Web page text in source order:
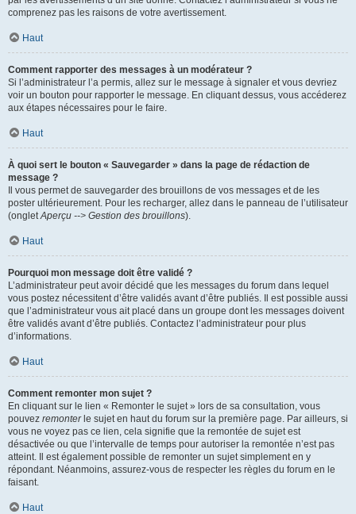
comprenez pas les raisons de votre avertissement.
Haut
Comment rapporter des messages à un modérateur ?
Si l’administrateur l’a permis, allez sur le message à signaler et vous devriez
voir un bouton pour rapporter le message. En cliquant dessus, vous accéderez
aux étapes nécessaires pour le faire.
Haut
À quoi sert le bouton « Sauvegarder » dans la page de rédaction de
message ?
Il vous permet de sauvegarder des brouillons de vos messages et de les
poster ultérieurement. Pour les recharger, allez dans le panneau de l’utilisateur
(ongletAperçu --> Gestion des brouillons).
Haut
Pourquoi mon message doit être validé ?
L’administrateur peut avoir décidé que les messages du forum dans lequel
vous postez nécessitent d’être validés avant d’être publiés. Il est possible aussi
que l’administrateur vous ait placé dans un groupe dont les messages doivent
être validés avant d’être publiés. Contactez l’administrateur pour plus
d’informations.
Haut
Comment remonter mon sujet ?
En cliquant sur le lien « Remonter le sujet » lors de sa consultation, vous
pouvez remonterle sujet en haut du forum sur la première page. Par ailleurs, si
vous ne voyez pas ce lien, cela signifie que la remontée de sujet est
désactivée ou que l’intervalle de temps pour autoriser la remontée n’est pas
atteint. Il est également possible de remonter un sujet simplement en y
répondant. Néanmoins, assurez-vous de respecter les règles du forum en le
faisant.
Haut